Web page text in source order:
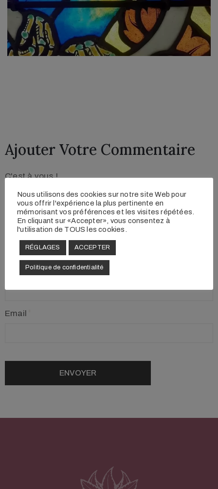
Ajouter Votre Commentaire
C'est à vous !
Votre Nom
Email
Nous utilisons des cookies sur notre site Web pour
vous offrir l'expérience la plus pertinente en
mémorisant vos préférences et les visites répétées.
En cliquant sur «Accepter», vous consentez à
l'utilisation de TOUS les cookies.
RÉGLAGES ACCEPTER
Politique de confidentialité